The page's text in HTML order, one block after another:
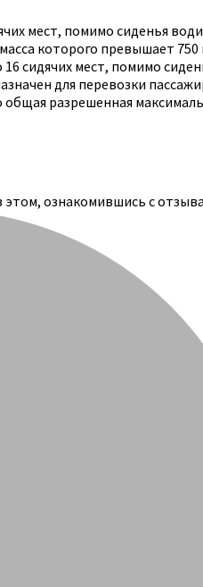
мест, помимо сиденья
которого превышает
сидячих мест, помимо
для перевозки
разрешенная
этом, ознакомившись с